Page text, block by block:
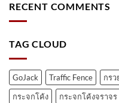
RECENT COMMENTS
TAG CLOUD
GoJack Traffic Fence กรว
กระจกโค้ง
กระจกโค้งจราจร